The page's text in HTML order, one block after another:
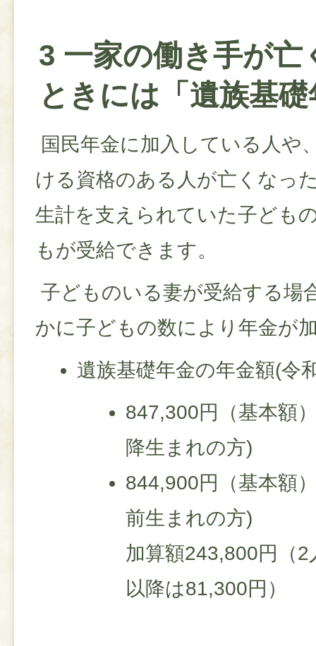
3 一家の働き手が亡
ときには「遺族基
国民年金に加入している人や
ける資格のある人が亡くなっ
生計を支えられていた子ども
もが受給できます。
子どものいる妻が受給する場
かに子どもの数により年金が
遺族基礎年金の年金額(令
847,300円（基本額
降生まれの方)
844,900円（基本額
前生まれの方)
加算額243,800円（
以降は